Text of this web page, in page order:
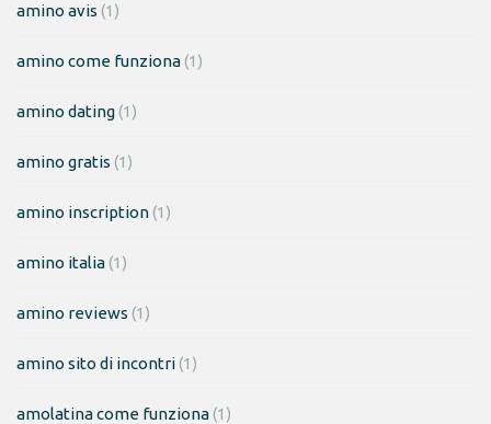
amino avis (1)
amino come funziona(1)
amino dating(1)
amino gratis (1)
amino inscription(1)
amino italia(1)
amino reviews (1)
amino sito di incontri(1)
amolatina come funziona(1)